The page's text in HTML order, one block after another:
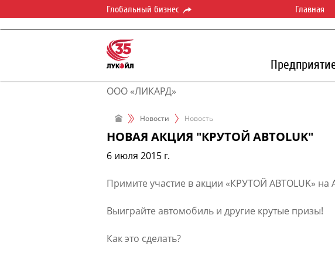
Глобальный бизнес Главная
ООО «ЛИКАРД»
Новости Новость
НОВАЯ АКЦИЯ "КРУТОЙ АВТОLUK"
6 июля 2015 г.
Примите участие в акции «КРУТОЙ АВТОLUK»
Выиграйте автомобиль и другие крутые призы!
Как это сделать?